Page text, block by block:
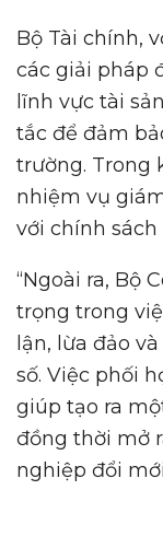
Bộ Tài chính,
các giải pháp
lĩnh vực tài
tắc để đảm
trường. Trong
nhiệm vụ
với chính
“Ngoài ra, Bộ
trọng trong
lận, lừa đảo
số. Việc phối
giúp tạo ra
đồng thời mở
nghiệp đổi